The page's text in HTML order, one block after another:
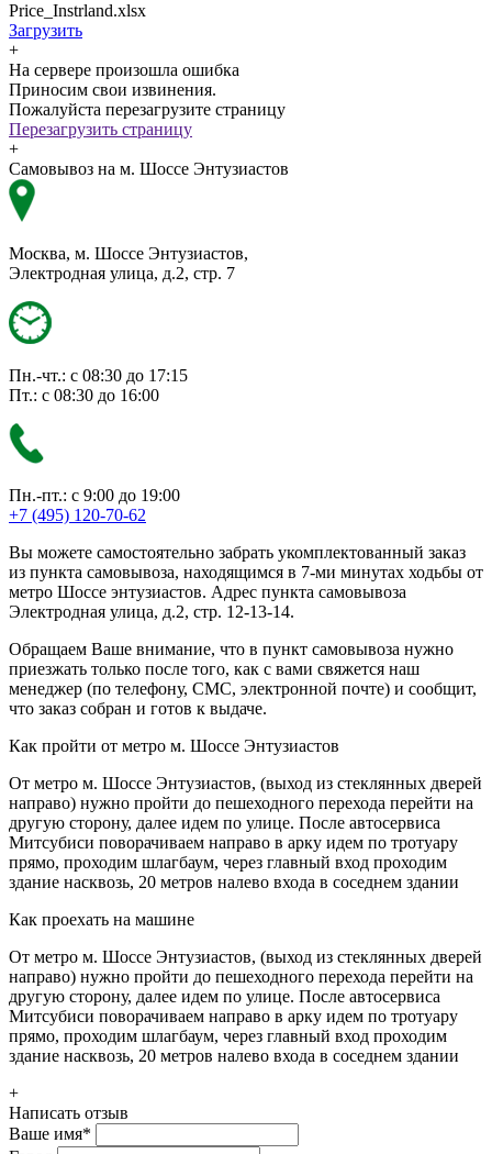
Price_Instrland.xlsx
Загрузить
+
На сервере произошла ошибка
Приносим свои извинения.
Пожалуйста перезагрузите страницу
Перезагрузить страницу
+
Самовывоз на м. Шоссе Энтузиастов
Москва, м. Шоссе Энтузиастов,
Электродная улица, д.2, стр. 7
Пн.-чт.: с 08:30 до 17:15
Пт.: с 08:30 до 16:00
Пн.-пт.: с 9:00 до 19:00
+7 (495) 120-70-62
Вы можете самостоятельно забрать укомплектованный заказ
из пункта самовывоза, находящимся в 7-ми минутах ходьбы от
метро Шоссе энтузиастов. Адрес пункта самовывоза
Электродная улица, д.2, стр. 12-13-14.
Обращаем Ваше внимание, что в пункт самовывоза нужно
приезжать только после того, как с вами свяжется наш
менеджер (по телефону, СМС, электронной почте) и сообщит,
что заказ собран и готов к выдаче.
Как пройти от метро м. Шоссе Энтузиастов
От метро м. Шоссе Энтузиастов, (выход из стеклянных дверей
направо) нужно пройти до пешеходного перехода перейти на
другую сторону, далее идем по улице. После автосервиса
Митсубиси поворачиваем направо в арку идем по тротуару
прямо, проходим шлагбаум, через главный вход проходим
здание насквозь, 20 метров налево входа в соседнем здании
Как проехать на машине
От метро м. Шоссе Энтузиастов, (выход из стеклянных дверей
направо) нужно пройти до пешеходного перехода перейти на
другую сторону, далее идем по улице. После автосервиса
Митсубиси поворачиваем направо в арку идем по тротуару
прямо, проходим шлагбаум, через главный вход проходим
здание насквозь, 20 метров налево входа в соседнем здании
+
Написать отзыв
Ваше имя*